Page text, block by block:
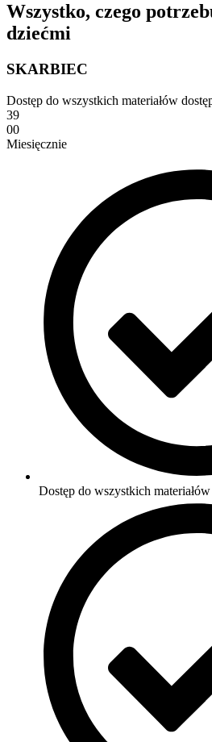
Wszystko, czego
dziećmi
SKARBIEC
Dostęp do wszystkich materiałów
39
00
Miesięcznie
Dostęp do wszystkich